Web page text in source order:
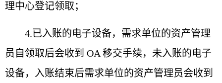
理中心登记领取；
4.已入账的电子设备，需求单位的资产管理
员自领取后会收到 OA 移交手续，未入账的电子
设备，入账结束后需求单位的资产管理员会收到